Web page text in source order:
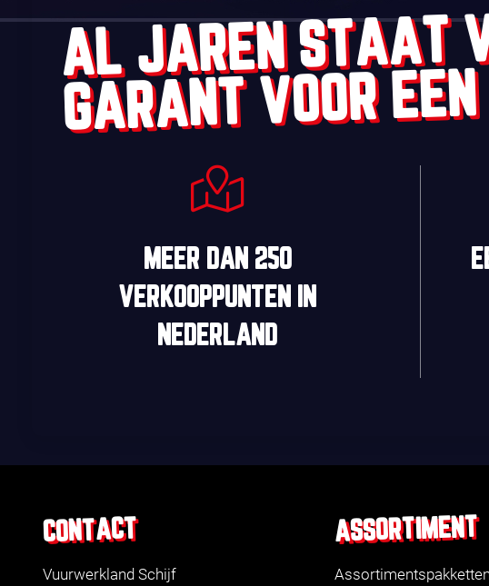
AL JAREN STAAT
GARANT VOOR
MEER DAN 250
VERKOOPPUNTEN
IN
NEDERLAND
CONTACT
Vuurwerkland Schijf
ASSORTIMENT
Assortimentspakketten